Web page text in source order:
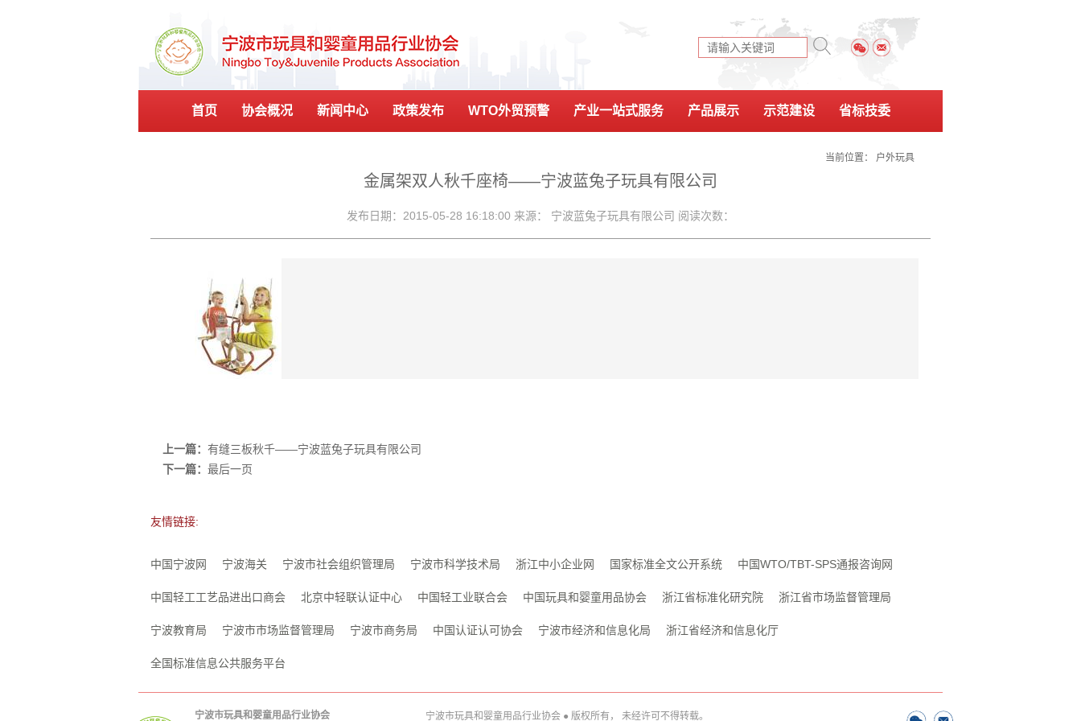
首页 协会概况 新闻中心 政策发布 WTO外贸预警 产业一站式服务 产品展示 示范建设 省标技委
金属架双人秋千座椅——宁波蓝兔子玩具有限公司
当前位置： 户外玩具
发布日期：2015-05-28 16:18:00 来源： 宁波蓝兔子玩具有限公司 阅读次数：
上一篇： 有缝三板秋千——宁波蓝兔子玩具有限公司
下一篇： 最后一页
友情链接:
中国宁波网 宁波海关 宁波市社会组织管理局 宁波市科学技术局 浙江中小企业网 国家标准全文公开系统 中国WTO/TBT-SPS通报咨询网
中国轻工工艺品进出口商会 北京中轻联认证中心 中国轻工业联合会 中国玩具和婴童用品协会 浙江省标准化研究院 浙江省市场监督管理局
宁波教育局 宁波市市场监督管理局 宁波市商务局 中国认证认可协会 宁波市经济和信息化局 浙江省经济和信息化厅
全国标准信息公共服务平台
宁波市玩具和婴童用品行业协会 宁波市玩具和婴童用品行业协会 ● 版权所有， 未经许可不得转载。